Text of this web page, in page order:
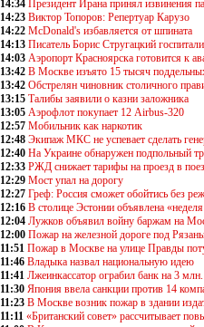
14:34 Президент Ирана принял извинения
14:23 Виктор Топоров: Репертуар Карузо
14:22 McDonald's избавляется от шпината
14:13 Писатель Борис Стругацкий
14:03 Аэропорт Красноярска готовится к
13:42 В Москве изъято 15 тысяч
13:42 Обстрелян чиновник столичного
13:15 Талибы заявили о казни заложника
13:05 Аэрофлот покупает 12 Airbus-320
12:57 Мобильник как наркотик
12:48 Экипаж МКС не успевает сделать
12:40 На Украине обнаружен подпольный
12:33 РЖД снижает тарифы на проезд в
12:29 Мост упал на дорогу
12:27 Греф: Россия сможет обойтись без
12:16 В столице Эстонии объявлена
12:04 Лужков объявил войну баржам на
12:00 Пожар на железной дороге под
11:51 Пожар в Москве на улице Правды
11:46 Владыка назвал национальную идею
11:41 Лжеинкассатор ограбил банк на 3
11:30 Япония ввела санкции против 14
11:23 В Москве возник пожар в здании
11:11 «Британский совет» рассчитывает